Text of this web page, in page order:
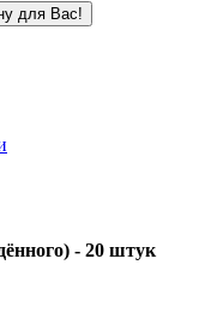
для Вас!
- 20 штук